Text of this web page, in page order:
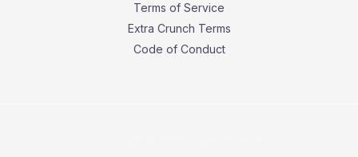
Terms of Service
Extra Crunch Terms
Code of Conduct